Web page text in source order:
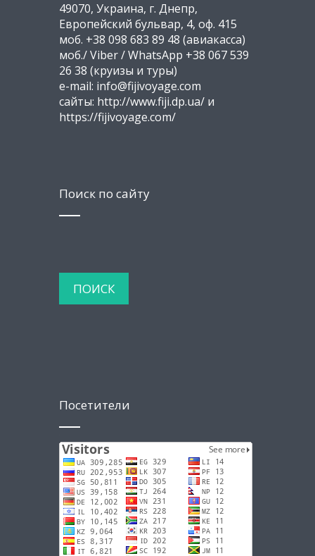
49070, Украина, г. Днепр,
Европейский бульвар, 4, оф. 415
моб. +38 098 683 89 48 (авиакасса)
моб./ Viber / WhatsApp +38 067 539
26 38 (круизы и туры)
e-mail: info@fijivoyage.com
сайты: http://www.fiji.dp.ua/ и
https://fijivoyage.com/
Поиск по сайту
Посетители